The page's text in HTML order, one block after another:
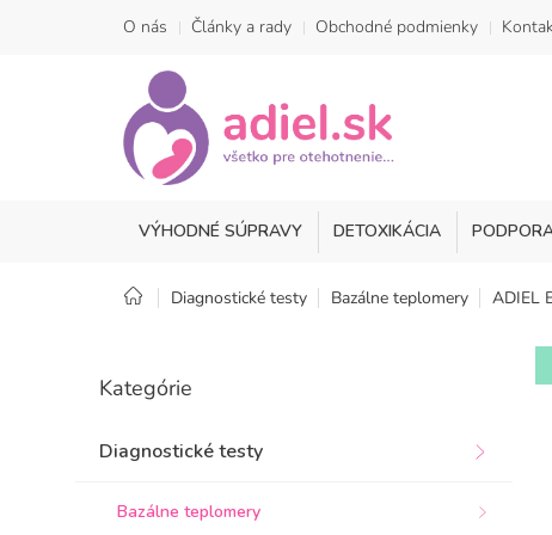
O nás Články a rady Obchodné podmienky
VÝHODNÉ SÚPRAVY DETOXIKÁCIA
Domov
Diagnostické testy Bazálne teplomery ADIEL
č
ý
kategórie
Kategórie
Diagnostické testy
Bazálne teplomery